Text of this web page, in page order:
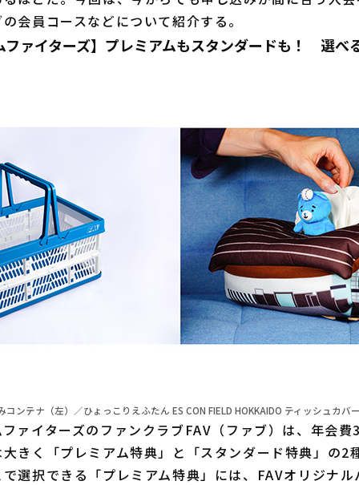
会員コースなどについて紹介する。
ファイターズ】プレミアムもスタンダードも！ 選べ
ンテナ（左）／ひょっこりえふたん ES CON FIELD HOKKAIDO ティッシュカバ
ァイターズのファンクラブFAV（ファブ）は、年会
きく「プレミアム特典」と「スタンダード特典」の2
選択できる「プレミアム特典」には、FAVオリジナ